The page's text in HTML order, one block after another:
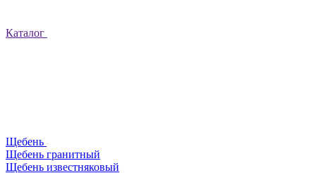
Каталог
Щебень
Щебень гранитный
Щебень известняковый